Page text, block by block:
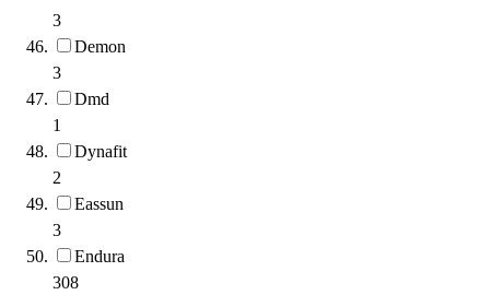
3
Demon
3
Dmd
1
Dynafit
2
Eassun
3
Endura
308